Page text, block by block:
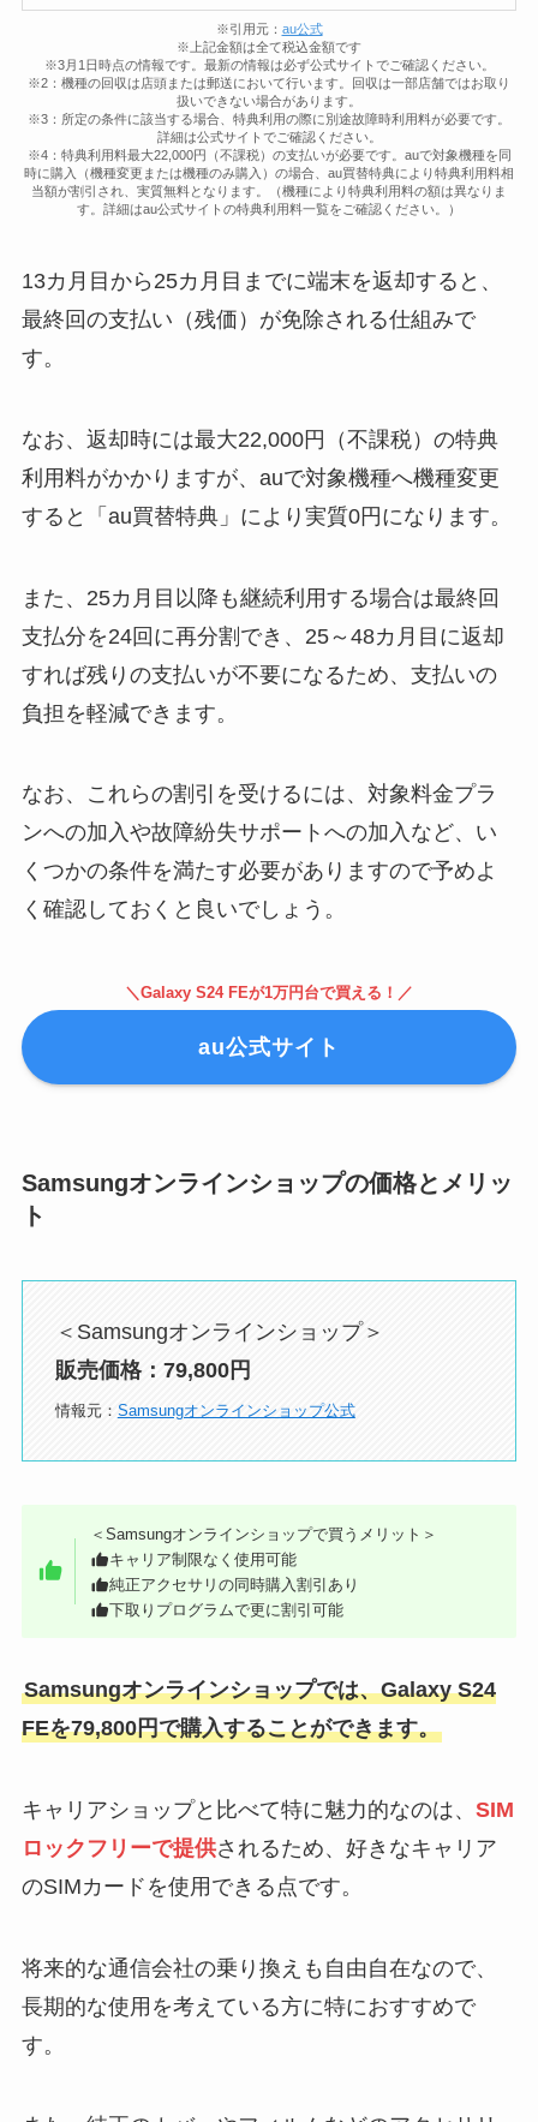
※引用元： au公式
※上記金額は全て税込金額です
※3月1日時点の情報です。最新の情報は必ず公式サイトでご確認ください。
※2：機種の回収は店頭または郵送において行います。回収は一部店舗ではお取り
扱いできない場合があります。
※3：所定の条件に該当する場合、特典利用の際に別途故障時利用料が必要です。
詳細は公式サイトでご確認ください。
※4：特典利用料最大22,000円（不課税）の支払いが必要です。auで対象機種を同
時に購入（機種変更または機種のみ購入）の場合、au買替特典により特典利用料相
当額が割引され、実質無料となります。（機種により特典利用料の額は異なりま
す。詳細はau公式サイトの特典利用料一覧をご確認ください。）
13カ月目から25カ月目までに端末を返却すると、
最終回の支払い（残価）が免除される仕組みで
す。
なお、返却時には最大22,000円（不課税）の特典
利用料がかかりますが、auで対象機種へ機種変更
すると「au買替特典」により実質0円になります。
また、25カ月目以降も継続利用する場合は最終回
支払分を24回に再分割でき、25～48カ月目に返却
すれば残りの支払いが不要になるため、支払いの
負担を軽減できます。
なお、これらの割引を受けるには、対象料金プラ
ンへの加入や故障紛失サポートへの加入など、い
くつかの条件を満たす必要がありますので予めよ
く確認しておくと良いでしょう。
＼Galaxy S24 FEが1万円台で買える！／
au公式サイト
Samsungオンラインショップの価格とメリッ
ト
＜Samsungオンラインショップ＞
販売価格：79,800円
情報元： Samsungオンラインショップ公式
＜Samsungオンラインショップで買うメリット＞
キャリア制限なく使用可能
純正アクセサリの同時購入割引あり
下取りプログラムで更に割引可能
Samsungオンラインショップでは、Galaxy S24
FEを79,800円で購入することができます。
キャリアショップと比べて特に魅力的なのは、 SIM
ロックフリーで提供されるため、好きなキャリア
のSIMカードを使用できる点です。
将来的な通信会社の乗り換えも自由自在なので、
長期的な使用を考えている方に特におすすめで
す。